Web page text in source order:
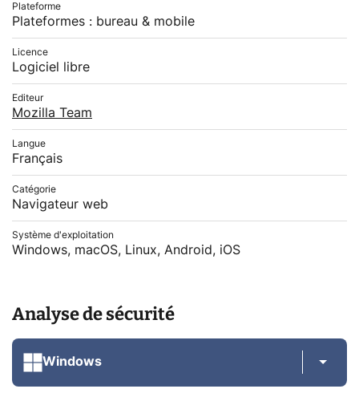
Plateforme
Plateformes : bureau & mobile
Licence
Logiciel libre
Editeur
Mozilla Team
Langue
Français
Catégorie
Navigateur web
Système d'exploitation
Windows, macOS, Linux, Android, iOS
Analyse de sécurité
Windows